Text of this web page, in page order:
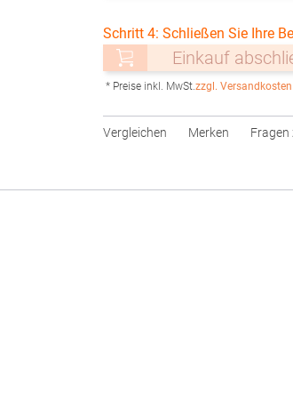
Schritt 4: Schließen Sie Ihre
Einkauf
* Preise inkl. MwSt.zzgl. Versandkosten
Vergleichen Merken Fragen